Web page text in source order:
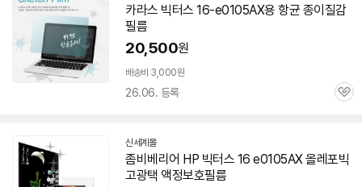
카라스 빅터스 16-e0105AX용 항균 종이질감
필름
20,500원
배송비 3,000원
26.06. 등록
관
신세계몰
좀비베리어 HP 빅터스 16 e0105AX 올레포빅
고광택 액정보호필름